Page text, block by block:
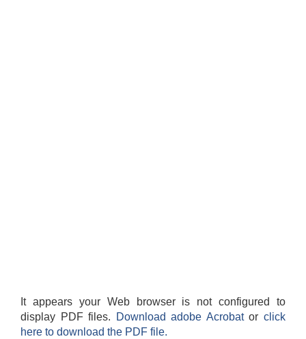
It appears your Web browser is not configured to
display PDF files.
Download adobe Acrobatorclick
here to download the PDF file.